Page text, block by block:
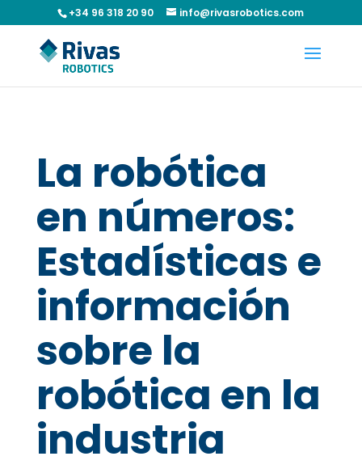
+34 96 318 20 90 info@rivasrobotics.com
La robótica
en números:
Estadísticas e
información
sobre la
robótica en la
industria